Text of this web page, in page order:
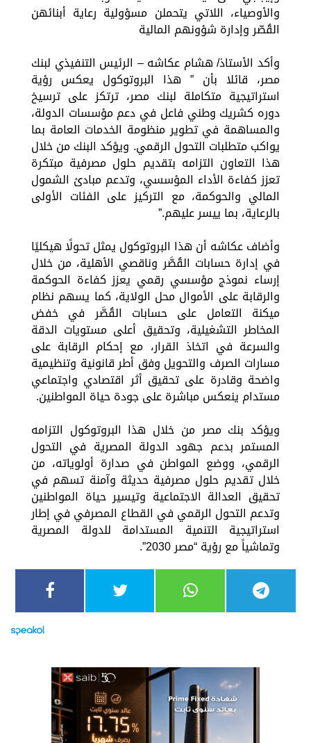
والأوصياء، اللاتي يتحملن مسؤولية رعاية أبنائهن
القُصّر وإدارة شؤونهم المالية
وأكد الأستاذ/ هشام عكاشه – الرئيس التنفيذي لبنك
مصر، قائلا بأن ” هذا البروتوكول يعكس رؤية
استراتيجية متكاملة لبنك مصر، ترتكز على ترسيخ
دوره كشريك وطني فاعل في دعم مؤسسات الدولة،
والمساهمة في تطوير منظومة الخدمات العامة بما
يواكب متطلبات التحول الرقمي. ويؤكد البنك من خلال
هذا التعاون التزامه بتقديم حلول مصرفية مبتكرة
تعزز كفاءة الأداء المؤسسي، وتدعم مبادئ الشمول
المالي والحوكمة، مع التركيز على الفئات الأولى
بالرعاية، بما ييسر عليهم.”
وأضاف عكاشه أن هذا البروتوكول يمثل تحولًا هيكليًا
في إدارة حسابات القُصَّر وناقصي الأهلية، من خلال
إرساء نموذج مؤسسي رقمي يعزز كفاءة الحوكمة
والرقابة على الأموال محل الولاية، كما يسهم نظام
ميكنة التعامل على حسابات القُصَّر في خفض
المخاطر التشغيلية، وتحقيق أعلى مستويات الدقة
والسرعة في اتخاذ القرار، مع إحكام الرقابة على
مسارات الصرف والتحويل وفق أطر قانونية وتنظيمية
واضحة وقادرة على تحقيق أثر اقتصادي واجتماعي
مستدام ينعكس مباشرة على جودة حياة المواطنين.
ويؤكد بنك مصر من خلال هذا البروتوكول التزامه
المستمر بدعم جهود الدولة المصرية في التحول
الرقمي، ووضع المواطن في صدارة أولوياته، من
خلال تقديم حلول مصرفية حديثة وآمنة تسهم في
تحقيق العدالة الاجتماعية وتيسير حياة المواطنين
وتدعم التحول الرقمي في القطاع المصرفي في إطار
استراتيجية التنمية المستدامة للدولة المصرية
وتماشياً مع رؤية “مصر 2030”.